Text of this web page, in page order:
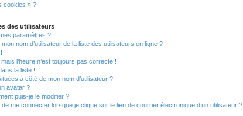
cookies » ?
des utilisateurs
paramètres ?
nom d’utilisateur de la liste des utilisateurs en ligne ?
l’heure n’est toujours pas correcte !
la liste !
à côté de mon nom d’utilisateur ?
avatar ?
puis-je le modifier ?
de me connecter lorsque je clique sur le lien de courrier électronique d’un utilisateur ?